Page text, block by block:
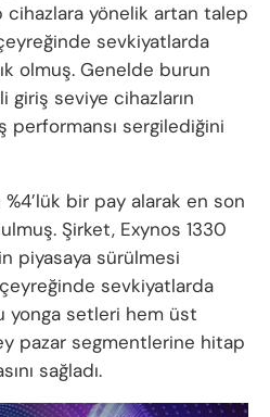
cihazlara yönelik artan talep
sevkiyatlarda
olmuş. Genelde burun
giriş seviye cihazların
performansı sergilediğini
bir pay alarak en son
Şirket, Exynos 1330
piyasaya sürülmesi
sevkiyatlarda
yonga setleri hem üst
pazar segmentlerine hitap
sağladı.